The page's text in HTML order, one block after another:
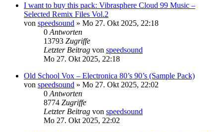
I want to buy this pack: Vibrasphere Cloud 99 Music –
Selected Remix Files Vol.2
von speedsound » Mo 27. Okt 2025, 22:18
0 Antworten
13793 Zugriffe
Letzter Beitrag von speedsound
Mo 27. Okt 2025, 22:18
Old School Vox – Electronica 80’s 90’s (Sample Pack)
von speedsound » Mo 27. Okt 2025, 22:02
0 Antworten
8774 Zugriffe
Letzter Beitrag von speedsound
Mo 27. Okt 2025, 22:02